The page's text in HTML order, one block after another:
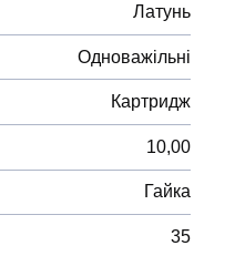
Латунь
Одноважільні
Картридж
10,00
Гайка
35